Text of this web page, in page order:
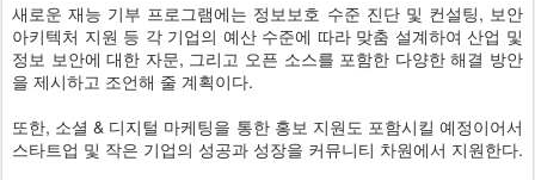
새로운 재능 기부 프로그램에는 정보보호 수준 진단 및 컨설팅, 보안
아키텍처 지원 등 각 기업의 예산 수준에 따라 맞춤 설계하여 산업 및
정보 보안에 대한 자문, 그리고 오픈 소스를 포함한 다양한 해결 방안
을 제시하고 조언해 줄 계획이다.
또한, 소셜 & 디지털 마케팅을 통한 홍보 지원도 포함시킬 예정이어서
스타트업 및 작은 기업의 성공과 성장을 커뮤니티 차원에서 지원한다.